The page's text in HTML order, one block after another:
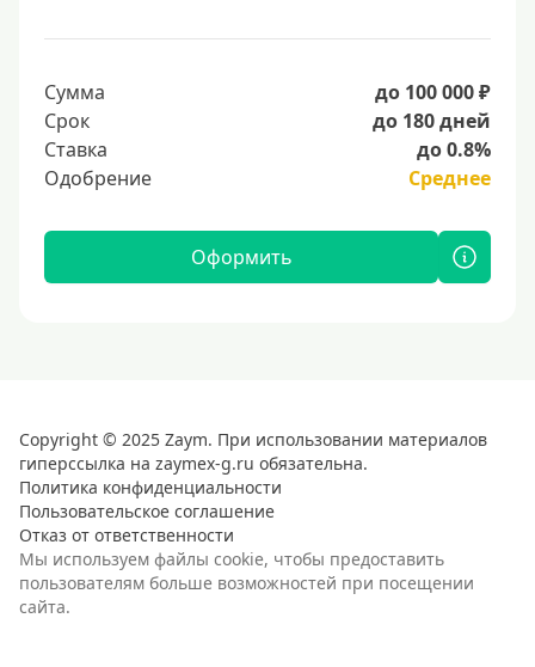
Сумма
до 100 000 ₽
Срок
до 180 дней
Ставка
до 0.8%
Одобрение
Среднее
Оформить
Copyright © 2025 Zaym. При использовании материалов
гиперссылка на zaymex-g.ru обязательна.
Политика конфиденциальности
Пользовательское соглашение
Отказ от ответственности
Мы используем файлы cookie, чтобы предоставить
пользователям больше возможностей при посещении
сайта.